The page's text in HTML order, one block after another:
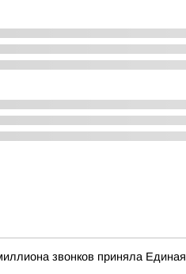
звонков приняла